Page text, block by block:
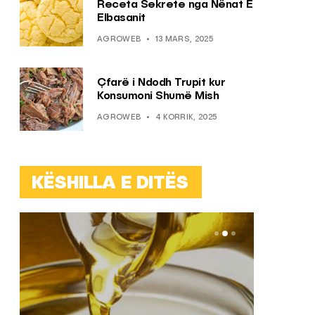
Receta Sekrete nga Nënat E
Elbasanit
AGROWEB 13 MARS, 2025
Çfarë i Ndodh Trupit kur
Konsumoni Shumë Mish
AGROWEB 4 KORRIK, 2025
KËSHILLA E DITËS